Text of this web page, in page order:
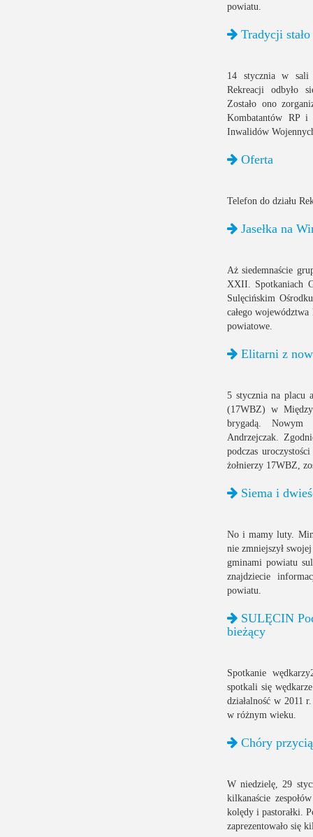
powiatu.
Tradycji
14 stycznia w sali
Rekreacji odbyło
Zostało ono
Kombatantów RP i
Inwalidów
Oferta
Telefon do działu
Jasełka na
Aż siedemnaście
XXII. Spotkaniach
Sulęcińskim
całego
powiatowe.
Elitarni z
5 stycznia na placu
(17WBZ) w
brygadą. Nowym
Andrzejczak.
podczas
żołnierzy 17WBZ,
Siema i
No i mamy luty.
nie zmniejszył
gminami powiatu
znajdziecie
powiatu.
SULĘCIN
bieżący
Spotkanie
spotkali się
działalność w 2011
w różnym wieku.
Chóry
W niedzielę, 29
kilkanaście
kolędy i pastorałki.
zaprezentowało się